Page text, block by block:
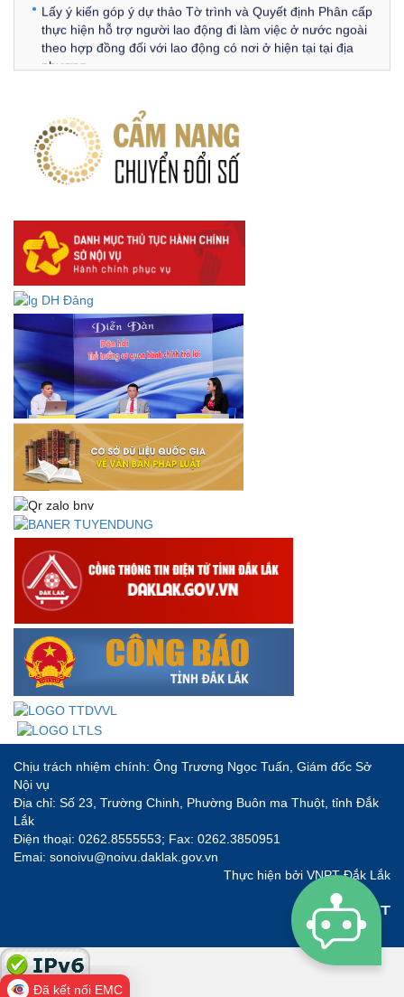
Lấy ý kiến góp ý dự thảo Tờ trình và Quyết định Phân cấp
thực hiện hỗ trợ người lao động đi làm việc ở nước ngoài
theo hợp đồng đối với lao động có nơi ở hiện tại tại địa
phương
hiện quy định về người lao động nước ngoài làm việc trên
địa bàn tỉnh Đắk Lắk theo trình tự, thủ tục rút gọn trong
xây dựng, ban hành văn bản quy phạm pháp luật
Góp ý dự thảo Thông tư quy định nghiệp vụ lưu trữ tài liệu
DANH SÁCH HỒ SƠ CÁN BỘ ĐI B TỈNH ĐĂK LẮK -
Lấy ý kiến dự thảo Quyết định quy phạm pháp luật quy
định về thành lập, tổ chức và hoạt động của tổ chức phối
hợp liên ngành
Thông báo về việc tải biểu mẫu báo cáo kết quả 06 năm
thực hiện Nghị quyết số 18-NQ/TW và Nghị quyết số 19-
NQ/TW
Thư chúc mừng của Bộ trưởng Bộ Nội vụ nhân dịp kỷ
niệm 78 năm Ngày thành lập Bộ Nội vụ, Ngày truyền
thống ngành Tổ chức nhà nước (28/8/1945-28/8/2023)
Thông báo về việc đăng tải Bộ câu hỏi và gợi ý trả lời Hội
thi dân vận khéo năm 2023
Chịu trách nhiệm chính: Ông Trương Ngọc Tuấn, Giám đốc Sở
Nội vụ
Địa chỉ: Số 23, Trường Chinh, Phường Buôn ma Thuột, tỉnh Đắk
Lắk
Điện thoại: 0262.8555553; Fax: 0262.3850951
Emai: sonoivu@noivu.daklak.gov.vn
Thực hiện bởi VNPT Đắk Lắk
Đã kết nối EMC